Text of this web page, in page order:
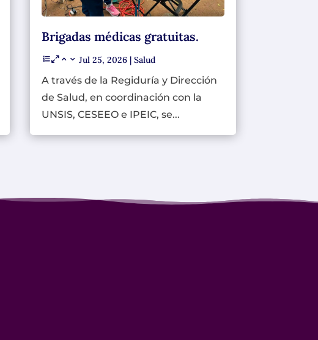
Brigadas médicas gratuitas.
Jul 25, 2026| Salud
A través de la Regiduría y Dirección
de Salud, en coordinación con la
UNSIS, CESEEO e IPEIC, se...